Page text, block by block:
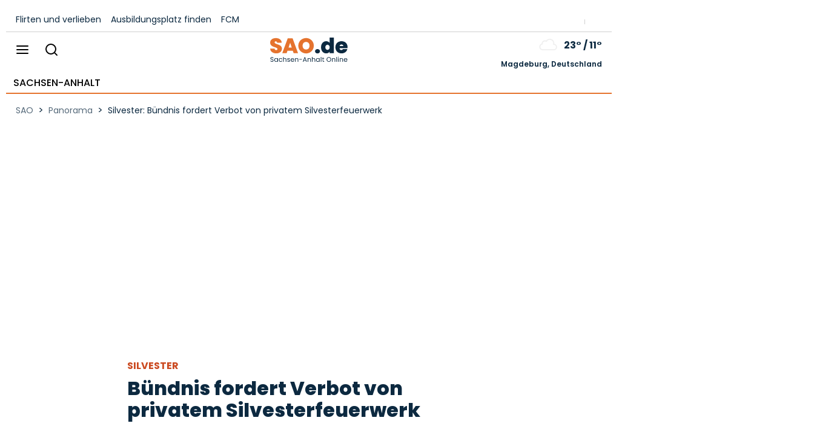
Flirten und verlieben Ausbildungsplatz finden FCM
23°/11°
Magdeburg, Deutschland
SACHSEN-ANHALT
SAO > Panorama > Silvester: Bündnis fordert Verbot von privatem Silvesterfeuerwerk
SILVESTER
Bündnis fordert Verbot von
privatem Silvesterfeuerwerk